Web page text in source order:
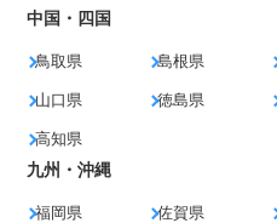
中国・四国
鳥取県 島根県
山口県 徳島県
高知県
九州・沖縄
福岡県 佐賀県